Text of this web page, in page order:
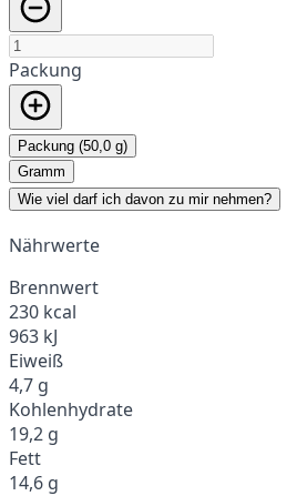
Packung
Packung (50,0 g)
Gramm
Wie viel darf ich davon zu mir nehmen?
Nährwerte
Brennwert
230 kcal
963 kJ
Eiweiß
4,7 g
Kohlenhydrate
19,2 g
Fett
14,6 g